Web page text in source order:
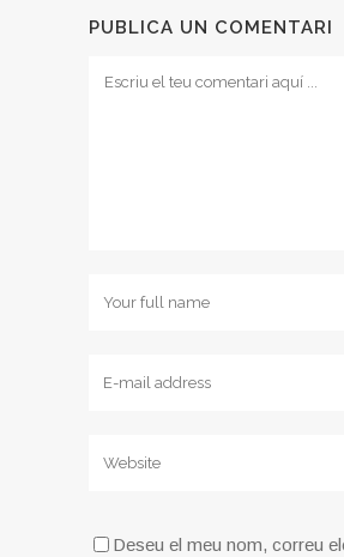
PUBLICA UN COMENTARI
Deseu el meu nom, correu